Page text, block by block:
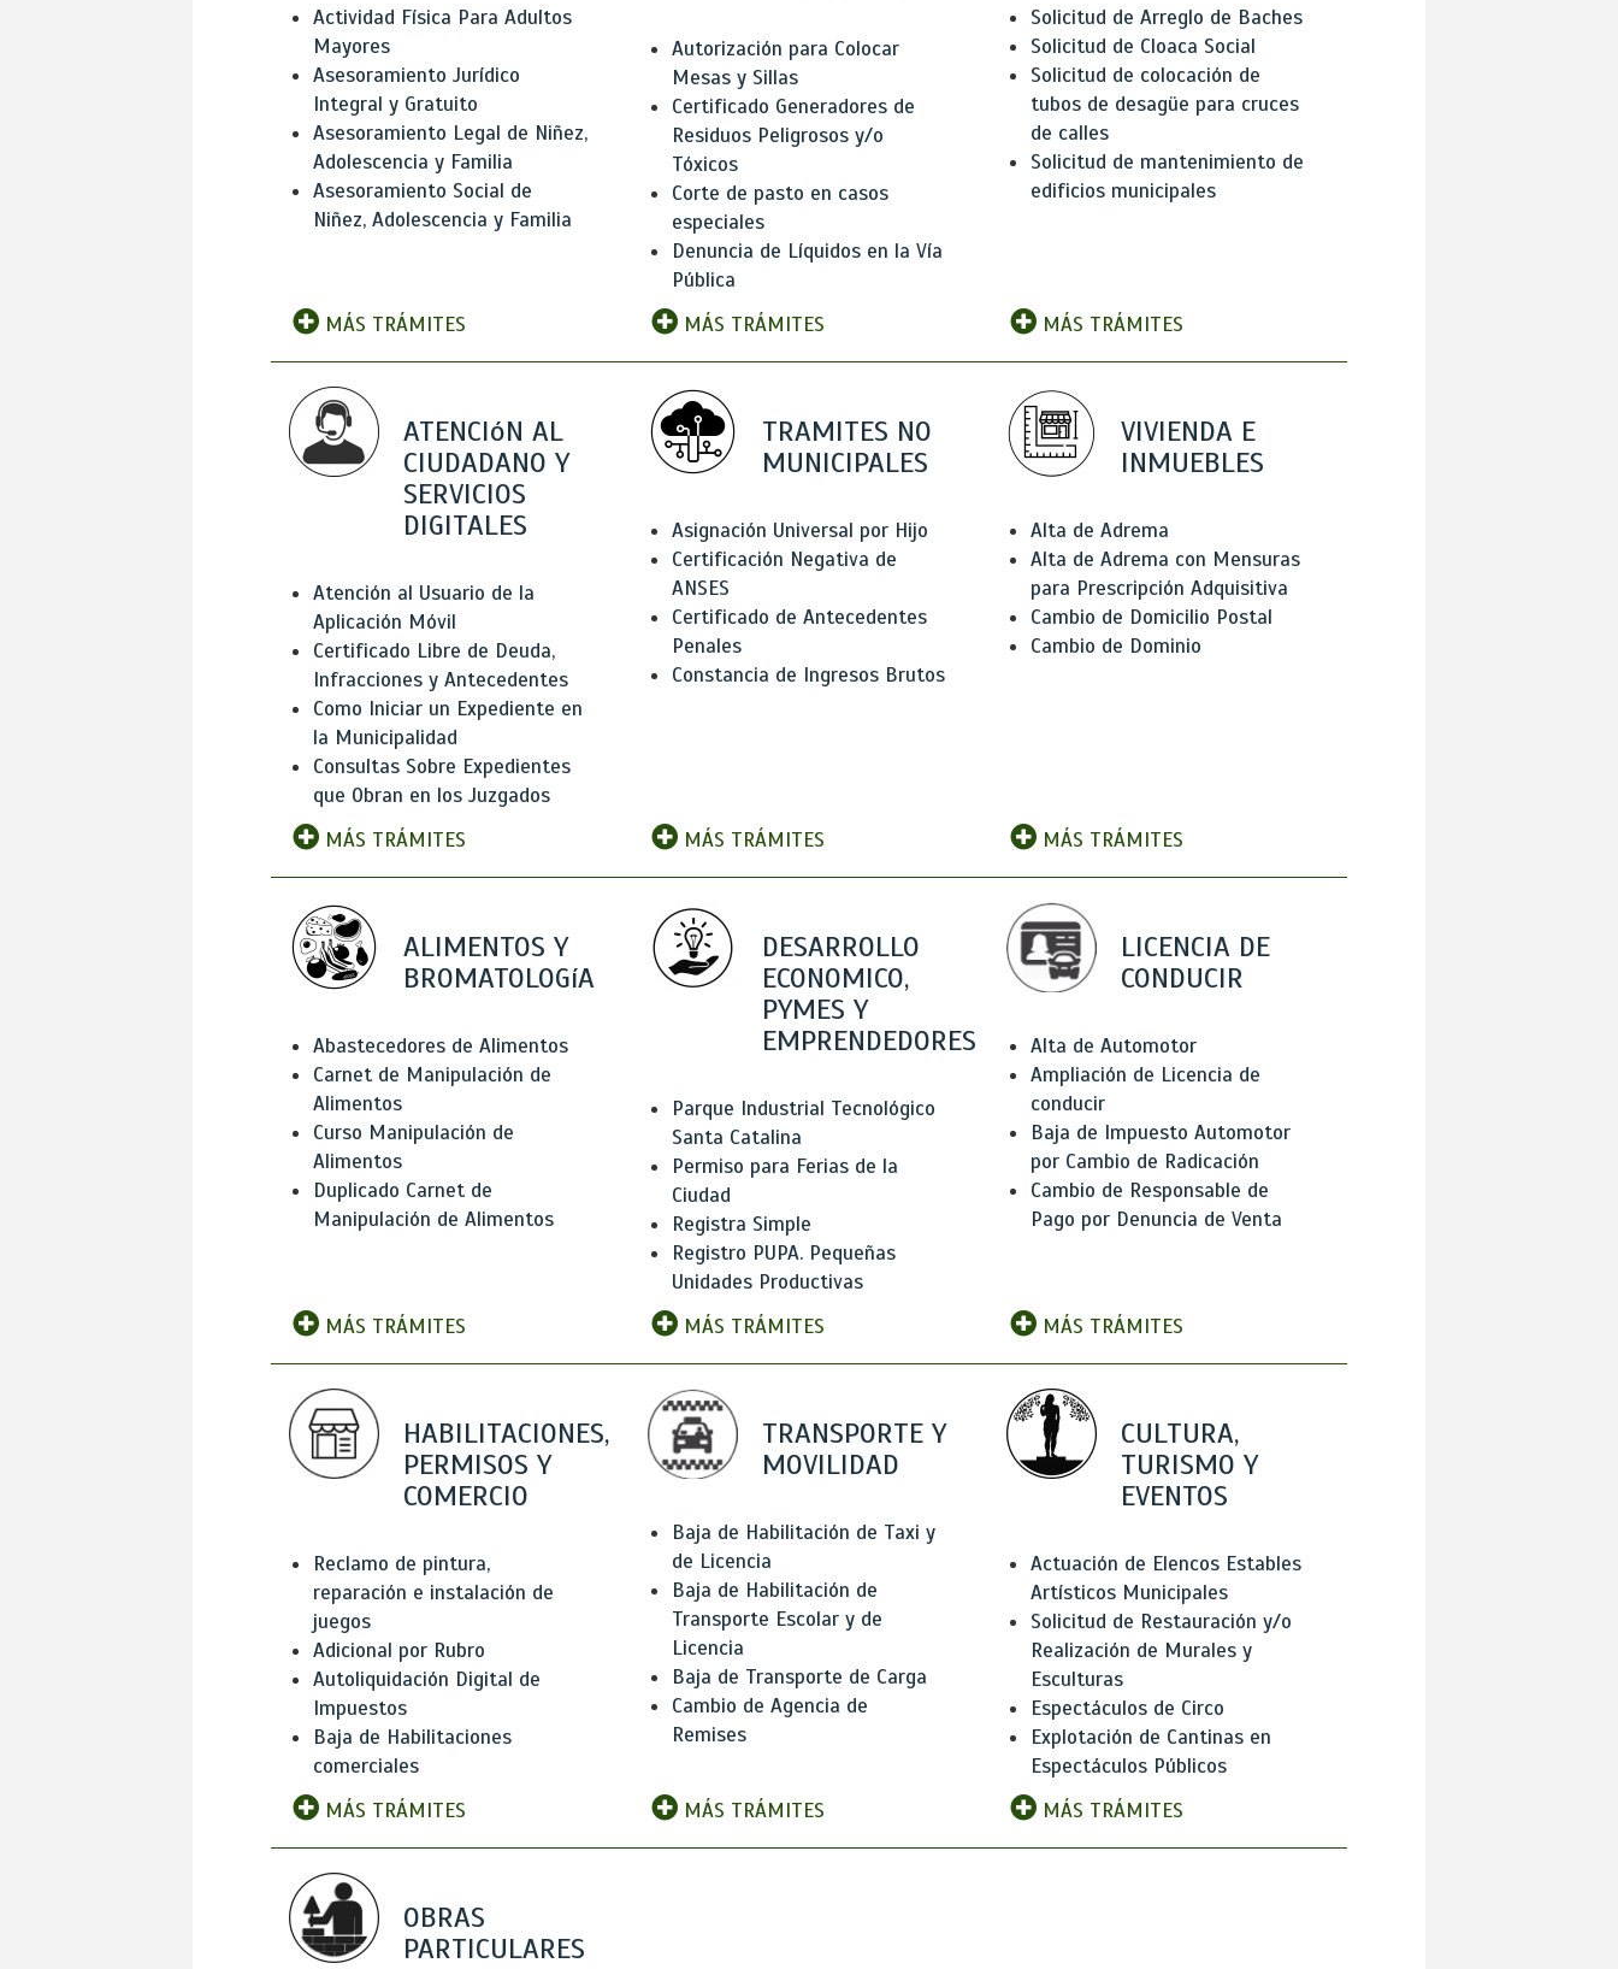
Actividad Física Para Adultos
Mayores
Asesoramiento Jurídico
Integral y Gratuito
Asesoramiento Legal de Niñez,
Adolescencia y Familia
Asesoramiento Social de
Niñez, Adolescencia y Familia
MÁS TRÁMITES
Autorización para Colocar
Mesas y Sillas
Certificado Generadores de
Residuos Peligrosos y/o
Tóxicos
Corte de pasto en casos
especiales
Denuncia de Líquidos en la Vía
Pública
MÁS TRÁMITES
Solicitud de Arreglo de Baches
Solicitud de Cloaca Social
Solicitud de colocación de
tubos de desagüe para cruces
de calles
Solicitud de mantenimiento de
edificios municipales
MÁS TRÁMITES
ATENCIóN AL
CIUDADANO Y
SERVICIOS
DIGITALES
Atención al Usuario de la
Aplicación Móvil
Certificado Libre de Deuda,
Infracciones y Antecedentes
Como Iniciar un Expediente en
la Municipalidad
Consultas Sobre Expedientes
que Obran en los Juzgados
MÁS TRÁMITES
TRAMITES NO
MUNICIPALES
Asignación Universal por Hijo
Certificación Negativa de
ANSES
Certificado de Antecedentes
Penales
Constancia de Ingresos Brutos
MÁS TRÁMITES
VIVIENDA E
INMUEBLES
Alta de Adrema
Alta de Adrema con Mensuras
para Prescripción Adquisitiva
Cambio de Domicilio Postal
Cambio de Dominio
MÁS TRÁMITES
ALIMENTOS Y
BROMATOLOGíA
Abastecedores de Alimentos
Carnet de Manipulación de
Alimentos
Curso Manipulación de
Alimentos
Duplicado Carnet de
Manipulación de Alimentos
MÁS TRÁMITES
DESARROLLO
ECONOMICO,
PYMES Y
EMPRENDEDORES
Parque Industrial Tecnológico
Santa Catalina
Permiso para Ferias de la
Ciudad
Registra Simple
Registro PUPA. Pequeñas
Unidades Productivas
MÁS TRÁMITES
LICENCIA DE
CONDUCIR
Alta de Automotor
Ampliación de Licencia de
conducir
Baja de Impuesto Automotor
por Cambio de Radicación
Cambio de Responsable de
Pago por Denuncia de Venta
MÁS TRÁMITES
HABILITACIONES,
PERMISOS Y
COMERCIO
Reclamo de pintura,
reparación e instalación de
juegos
Adicional por Rubro
Autoliquidación Digital de
Impuestos
Baja de Habilitaciones
comerciales
MÁS TRÁMITES
TRANSPORTE Y
MOVILIDAD
Baja de Habilitación de Taxi y
de Licencia
Baja de Habilitación de
Transporte Escolar y de
Licencia
Baja de Transporte de Carga
Cambio de Agencia de
Remises
MÁS TRÁMITES
CULTURA,
TURISMO Y
EVENTOS
Actuación de Elencos Estables
Artísticos Municipales
Solicitud de Restauración y/o
Realización de Murales y
Esculturas
Espectáculos de Circo
Explotación de Cantinas en
Espectáculos Públicos
MÁS TRÁMITES
OBRAS
PARTICULARES